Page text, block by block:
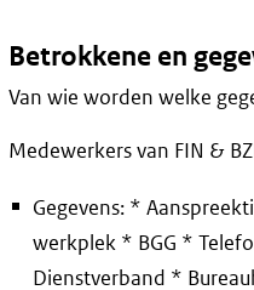
Betrokkene en
Van wie worden welke
Medewerkers van FIN &
Gegevens: *
werkplek * BGG *
Dienstverband *